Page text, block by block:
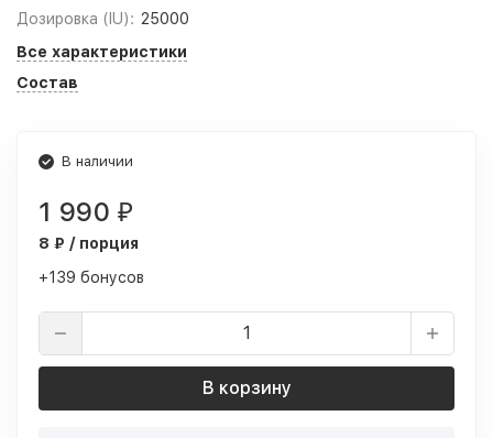
Дозировка (IU): 25000
Все характеристики
Состав
В наличии
1 990 ₽
8 ₽ / порция
+139 бонусов
В корзину